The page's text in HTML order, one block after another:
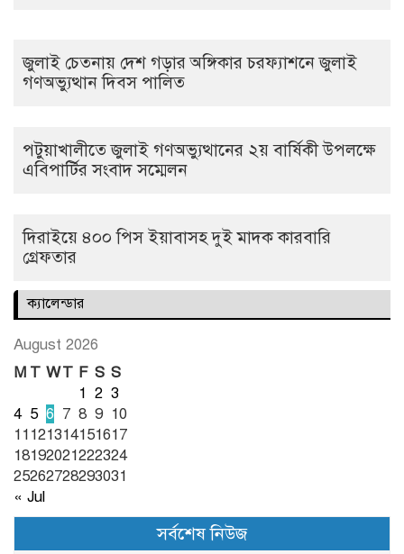
জুলাই চেতনায় দেশ গড়ার অঙ্গিকার চরফ্যাশনে জুলাই
গণঅভ্যুত্থান দিবস পালিত
পটুয়াখালীতে জুলাই গণঅভ্যুত্থানের ২য় বার্ষিকী উপলক্ষে
এবিপার্টির সংবাদ সম্মেলন
দিরাইয়ে ৪০০ পিস ইয়াবাসহ দুই মাদক কারবারি
গ্রেফতার
ক্যালেন্ডার
August 2026
M T WT F S S
1 2 3
4 5 6 7 8 9 10
11121314151617
18192021222324
25262728293031
« Jul
সর্বশেষ নিউজ